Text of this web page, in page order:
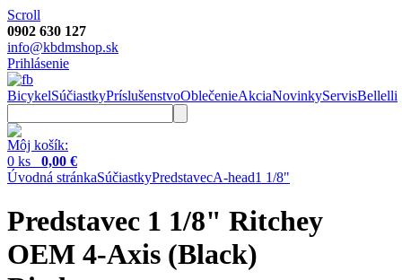
Scroll
0902 630 127
info@kbdmshop.sk
Prihlásenie
BicykelSúčiastkyPríslušenstvoOblečenieAkciaNovinkyServisBellelli
Môj košík:
0 ks 0,00 €
Úvodná stránkaSúčiastkyPredstavecA-head1 1/8"
Predstavec 1 1/8" Ritchey
OEM 4-Axis (Black)